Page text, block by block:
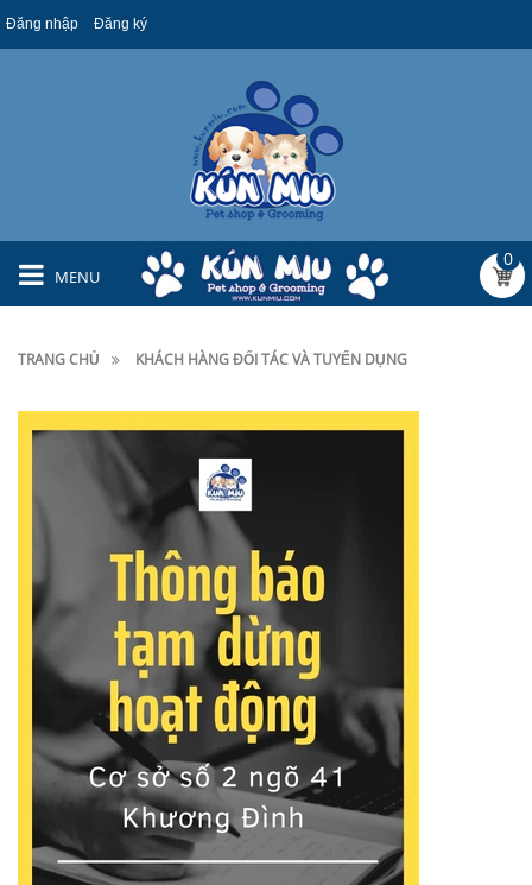
Đăng nhập Đăng ký
MENU
0
TRANG CHỦ KHÁCH HÀNG ĐỐI TÁC VÀ TUYỂN DỤNG